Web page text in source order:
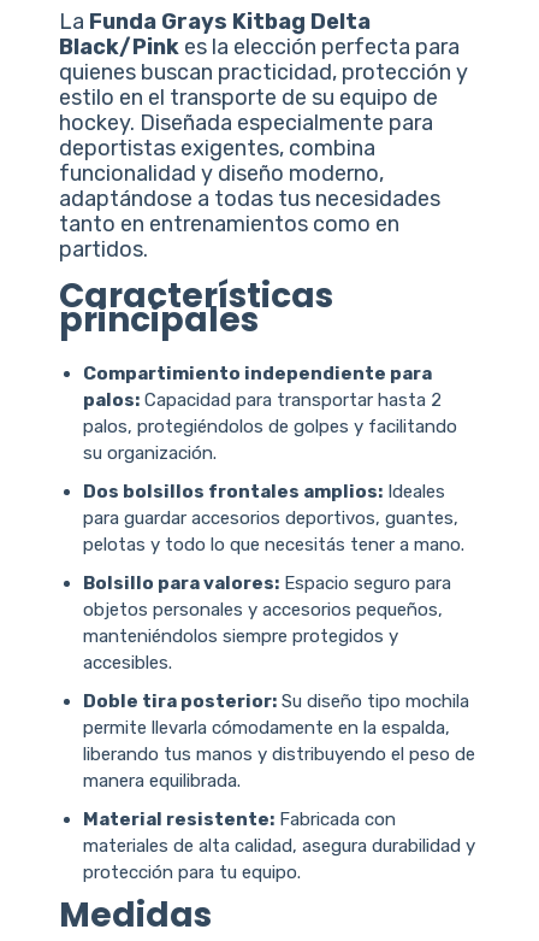
La Funda Grays Kitbag Delta
Black/Pink es la elección perfecta para
quienes buscan practicidad, protección y
estilo en el transporte de su equipo de
hockey. Diseñada especialmente para
deportistas exigentes, combina
funcionalidad y diseño moderno,
adaptándose a todas tus necesidades
tanto en entrenamientos como en
partidos.
Características
principales
Compartimiento independiente para
palos: Capacidad para transportar hasta 2
palos, protegiéndolos de golpes y facilitando
su organización.
Dos bolsillos frontales amplios: Ideales
para guardar accesorios deportivos, guantes,
pelotas y todo lo que necesitás tener a mano.
Bolsillo para valores: Espacio seguro para
objetos personales y accesorios pequeños,
manteniéndolos siempre protegidos y
accesibles.
Doble tira posterior: Su diseño tipo mochila
permite llevarla cómodamente en la espalda,
liberando tus manos y distribuyendo el peso de
manera equilibrada.
Material resistente: Fabricada con
materiales de alta calidad, asegura durabilidad y
protección para tu equipo.
Medidas